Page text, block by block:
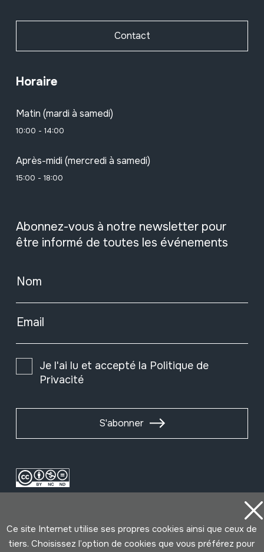
Contact
Horaire
Matin (mardi à samedi)
10:00 - 14:00
Après-midi (mercredi à samedi)
15:00 - 18:00
Abonnez-vous à notre newsletter pour
être informé de toutes les événements
Nom
Email
Je l'ai lu et accepté la Politique de
Privacité
S'abonner
Ce site Internet utilise ses propres cookies ainsi que ceux de
tiers. Choisissez l’option de cookies que vous préférez pour